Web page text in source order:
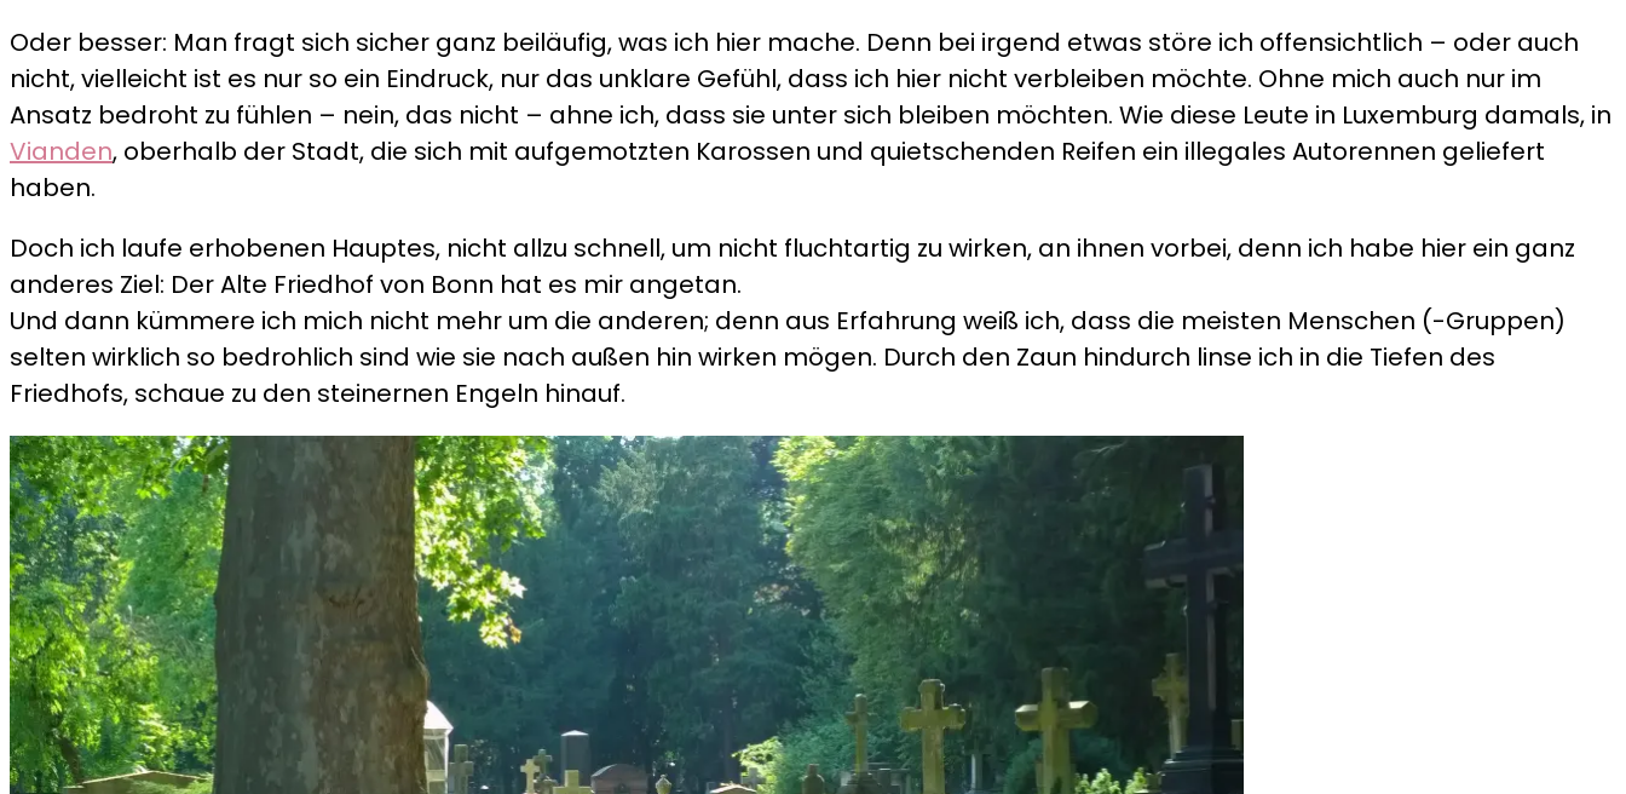
Oder besser: Man fragt sich sicher ganz beiläufig, was ich hier mache. Denn bei irgend etwas störe ich offensichtlich – oder auch
nicht, vielleicht ist es nur so ein Eindruck, nur das unklare Gefühl, dass ich hier nicht verbleiben möchte. Ohne mich auch nur im
Ansatz bedroht zu fühlen – nein, das nicht – ahne ich, dass sie unter sich bleiben möchten. Wie diese Leute in Luxemburg damals, in
Vianden, oberhalb der Stadt, die sich mit aufgemotzten Karossen und quietschenden Reifen ein illegales Autorennen geliefert
haben.
Doch ich laufe erhobenen Hauptes, nicht allzu schnell, um nicht fluchtartig zu wirken, an ihnen vorbei, denn ich habe hier ein ganz
anderes Ziel: Der Alte Friedhof von Bonn hat es mir angetan.
Und dann kümmere ich mich nicht mehr um die anderen; denn aus Erfahrung weiß ich, dass die meisten Menschen (-Gruppen)
selten wirklich so bedrohlich sind wie sie nach außen hin wirken mögen. Durch den Zaun hindurch linse ich in die Tiefen des
Friedhofs, schaue zu den steinernen Engeln hinauf.